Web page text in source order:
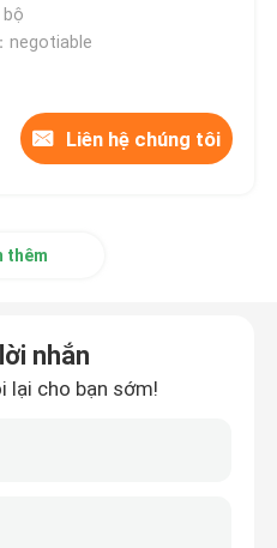
bộ
negotiable
Liên hệ chúng tôi
thêm
nhắn
lại cho bạn sớm!